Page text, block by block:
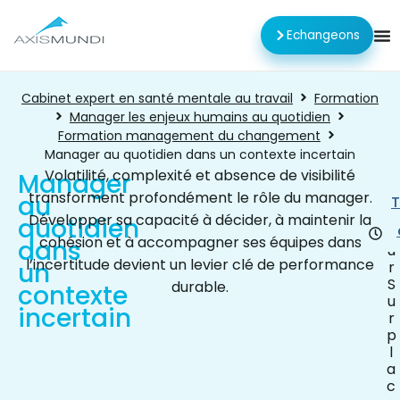
Echangeons
Cabinet expert en santé mentale au travail
Formation
Manager les enjeux humains au quotidien
Formation management du changement
Manager au quotidien dans un contexte incertain
Manager
au
quotidien
dans
un
contexte
incertain
Volatilité, complexité et absence de visibilité
transforment profondément le rôle du manager.
Développer sa capacité à décider, à maintenir la
cohésion et à accompagner ses équipes dans
l’incertitude devient un levier clé de performance
durable.
1
u
r
S
u
r
p
l
a
c